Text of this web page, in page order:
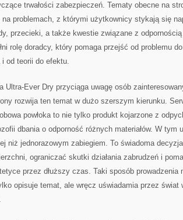
trwałości zabezpieczeń. Tematy obecne na
problemach, z którymi użytkownicy stykają się
przecieki, a także kwestie związane z
rolę doradcy, który pomaga przejść od problemu
i od teorii do efektu.
Ultra-Ever Dry przyciąga uwagę osób
rozwija ten temat w dużo szerszym kierunku.
powłoka to nie tylko produkt kojarzone z
dbania o odporność różnych materiałów. W tym
niż jednorazowym zabiegiem. To świadoma
ograniczać skutki działania zabrudzeń i
przez dłuższy czas. Taki sposób prowadzenia
opisuje temat, ale wręcz uświadamia przez świat